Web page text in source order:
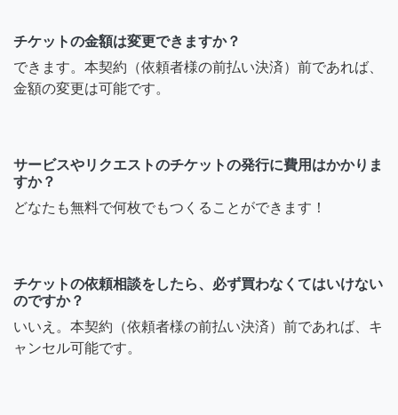
チケットの金額は変更できますか？
できます。本契約（依頼者様の前払い決済）前であれば、
金額の変更は可能です。
サービスやリクエストのチケットの発行に費用はかかりま
すか？
どなたも無料で何枚でもつくることができます！
チケットの依頼相談をしたら、必ず買わなくてはいけない
のですか？
いいえ。本契約（依頼者様の前払い決済）前であれば、キ
ャンセル可能です。